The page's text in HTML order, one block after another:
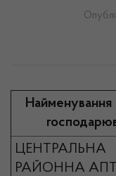
Найменування
ЦЕНТРАЛЬНА
РАЙОННА